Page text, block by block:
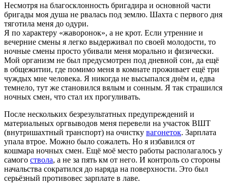
Несмотря на благосклонность бригадира и основной части
бригады моя душа не рвалась под землю. Шахта с первого дня
тяготила меня до одури.
Я по характеру «жаворонок», а не крот. Если утренние и
вечерние смены я легко выдерживал по своей молодости, то
ночные смены просто убивали меня морально и физически.
Мой организм не был предусмотрен под дневной сон, да ещё
в общежитии, где помимо меня в комнате проживает ещё три
чуждых мне человека. Я никогда не высыпался днём и, едва
темнело, тут же становился вялым и сонным. Я так страшился
ночных смен, что стал их прогуливать.
После нескольких безрезультатных предупреждений и
материальных оргвыводов меня перевели на участок ВШТ
(внутришахтный транспорт) на очистку вагонеток. Зарплата
упала втрое. Можно было сожалеть. Но я избавился от
кошмара ночных смен. Ещё моё место работы располагалось у
самого ствола, а не за пять км от него. И контроль со стороны
начальства сократился до наряда на поверхности. Это был
серьёзный противовес зарплате в лаве.